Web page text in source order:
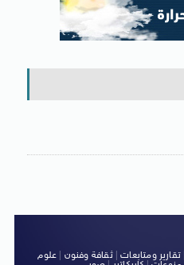
|تقارير ومتابعات|ثقافة وفنون
علوم